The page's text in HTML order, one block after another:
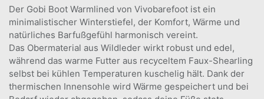
Der Gobi Boot Warmlined von Vivobarefoot ist ein
minimalistischer Winterstiefel, der Komfort, Wärme und
natürliches Barfußgefühl harmonisch vereint.
Das Obermaterial aus Wildleder wirkt robust und edel,
während das warme Futter aus recyceltem Faux-Shearling
selbst bei kühlen Temperaturen kuschelig hält. Dank der
thermischen Innensohle wird Wärme gespeichert und bei